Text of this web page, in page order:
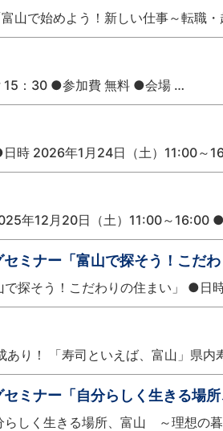
で始めよう！新しい仕事～転職
15：30 ●参加費 無料 ●会場 …
時 2026年1月24日（土）11:00～
年12月20日（土）11:00～16:00
ミナー「富山で探そう！こだわ
探そう！こだわりの住まい」 ●日
り！ 「寿司といえば、富山」県
ミナー「自分らしく生きる場
しく生きる場所、富山 ～理想の